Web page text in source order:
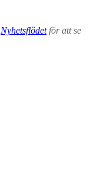
Nyhetsflödetför att se